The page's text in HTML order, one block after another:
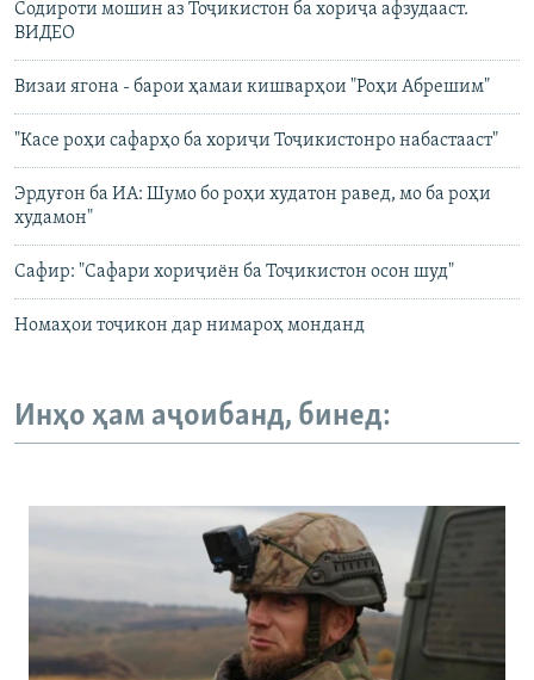
Содироти мошин аз Тоҷикистон ба хориҷа афзудааст.
ВИДЕО
Визаи ягона - барои ҳамаи кишварҳои "Роҳи Абрешим"
"Касе роҳи сафарҳо ба хориҷи Тоҷикистонро набастааст"
Эрдуғон ба ИА: Шумо бо роҳи худатон равед, мо ба роҳи
худамон"
Сафир: "Сафари хориҷиён ба Тоҷикистон осон шуд"
Номаҳои тоҷикон дар нимароҳ монданд
Инҳо ҳам аҷоибанд, бинед: